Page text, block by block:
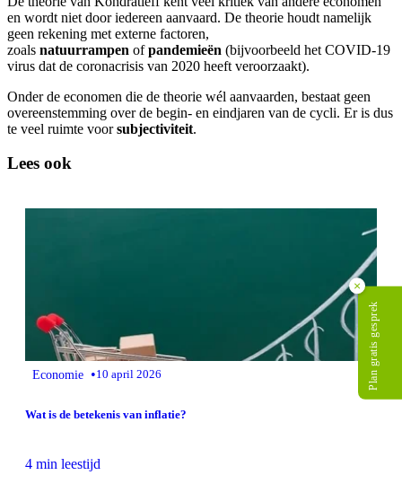
en wordt niet door iedereen aanvaard. De theorie houdt namelijk
geen rekening met externe factoren,
zoals natuurrampen ofpandemieën (bijvoorbeeld het COVID-19
virus dat de coronacrisis van 2020 heeft veroorzaakt).
Onder de economen die de theorie wél aanvaarden, bestaat geen
overeenstemming over de begin- en eindjaren van de cycli. Er is dus
te veel ruimte voorsubjectiviteit.
Lees ook
Economie •10 april 2026
Wat is de betekenis van inflatie?
4 min leestijd
×
Plan gratis gesprek